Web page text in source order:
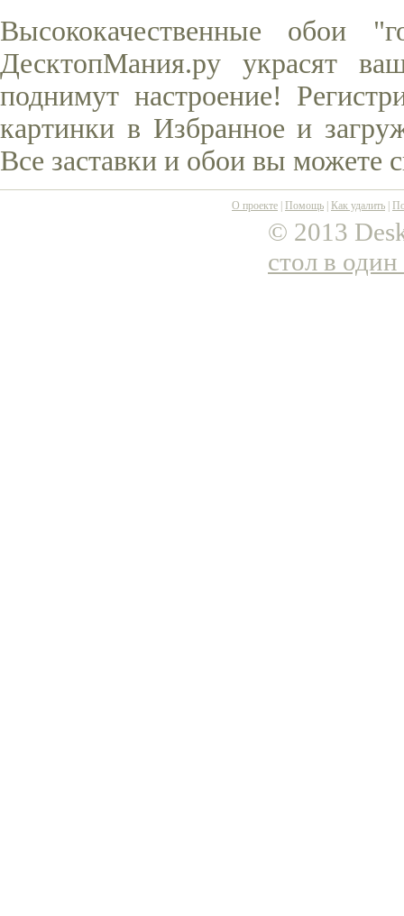
Высококачественные обои
ДесктопМания.ру украсят
поднимут настроение!
картинки в Избранное и
Все заставки и обои вы можете
О проекте Помощь Как удалить
© 2013
стол в